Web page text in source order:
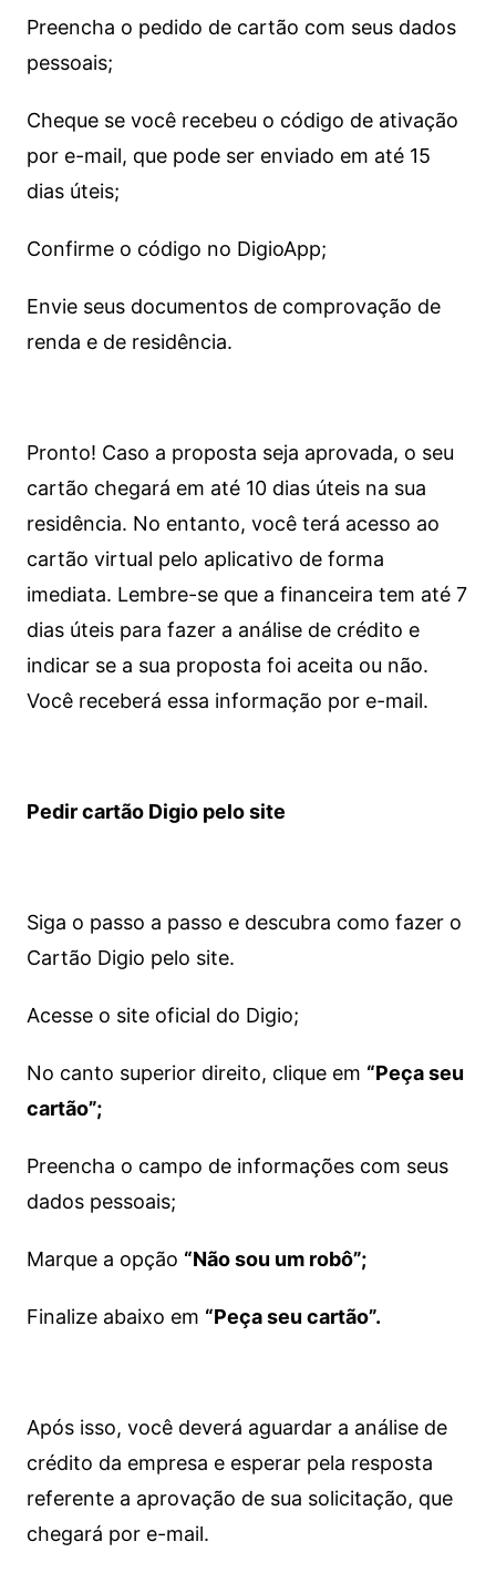
Preencha o pedido de cartão com seus dados
pessoais;
Cheque se você recebeu o código de ativação
por e-mail, que pode ser enviado em até 15
dias úteis;
Confirme o código no DigioApp;
Envie seus documentos de comprovação de
renda e de residência.
Pronto! Caso a proposta seja aprovada, o seu
cartão chegará em até 10 dias úteis na sua
residência. No entanto, você terá acesso ao
cartão virtual pelo aplicativo de forma
imediata. Lembre-se que a financeira tem até 7
dias úteis para fazer a análise de crédito e
indicar se a sua proposta foi aceita ou não.
Você receberá essa informação por e-mail.
Pedir cartão Digio pelo site
Siga o passo a passo e descubra como fazer o
Cartão Digio pelo site.
Acesse o site oficial do Digio;
No canto superior direito, clique em “Peça seu
cartão”;
Preencha o campo de informações com seus
dados pessoais;
Marque a opção “Não sou um robô”;
Finalize abaixo em “Peça seu cartão”.
Após isso, você deverá aguardar a análise de
crédito da empresa e esperar pela resposta
referente a aprovação de sua solicitação, que
chegará por e-mail.